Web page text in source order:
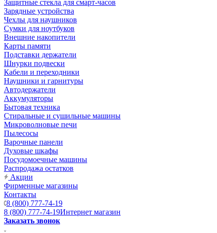
Защитные стекла для смарт-часов
Зарядные устройства
Чехлы для наушников
Сумки для ноутбуков
Внешние накопители
Карты памяти
Подставки держатели
Шнурки подвески
Кабели и переходники
Наушники и гарнитуры
Автодержатели
Аккумуляторы
Бытовая техника
Стиральные и сушильные машины
Микроволновые печи
Пылесосы
Варочные панели
Духовые шкафы
Посудомоечные машины
Распродажа остатков
Акции
Фирменные магазины
Контакты
8 (800) 777-74-19
8 (800) 777-74-19Интернет магазин
Заказать звонок